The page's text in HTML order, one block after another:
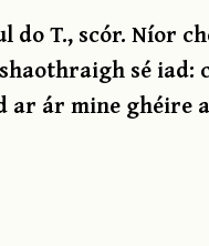
do T., scór. Níor
sé
ar ár mine ghéire